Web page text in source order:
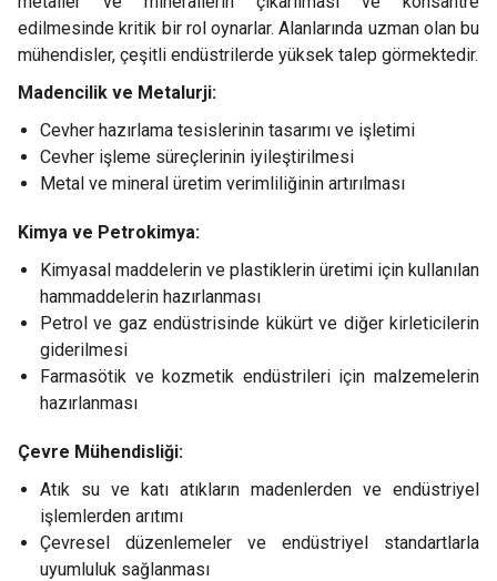
edilmesinde kritik bir rol oynarlar. Alanlarında uzman olan bu
mühendisler, çeşitli endüstrilerde yüksek talep görmektedir.
Madencilik ve Metalurji:
Cevher hazırlama tesislerinin tasarımı ve işletimi
Cevher işleme süreçlerinin iyileştirilmesi
Metal ve mineral üretim verimliliğinin artırılması
Kimya ve Petrokimya:
Kimyasal maddelerin ve plastiklerin üretimi için kullanılan
hammaddelerin hazırlanması
Petrol ve gaz endüstrisinde kükürt ve diğer kirleticilerin
giderilmesi
Farmasötik ve kozmetik endüstrileri için malzemelerin
hazırlanması
Çevre Mühendisliği:
Atık su ve katı atıkların madenlerden ve endüstriyel
işlemlerden arıtımı
Çevresel düzenlemeler ve endüstriyel standartlarla
uyumluluk sağlanması